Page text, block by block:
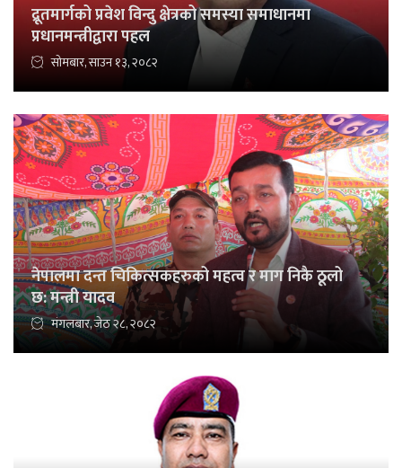
द्रूतमार्गको प्रवेश विन्दु क्षेत्रको समस्या समाधानमा
प्रधानमन्त्रीद्वारा पहल
सोमबार, साउन १३, २०८२
नेपालमा दन्त चिकित्सकहरुको महत्व र माग निकै ठूलो
छ: मन्त्री यादव
मंगलबार, जेठ २८, २०८२